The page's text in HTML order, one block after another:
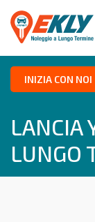
INIZIA CON NOI
LANCIA
LUNGO